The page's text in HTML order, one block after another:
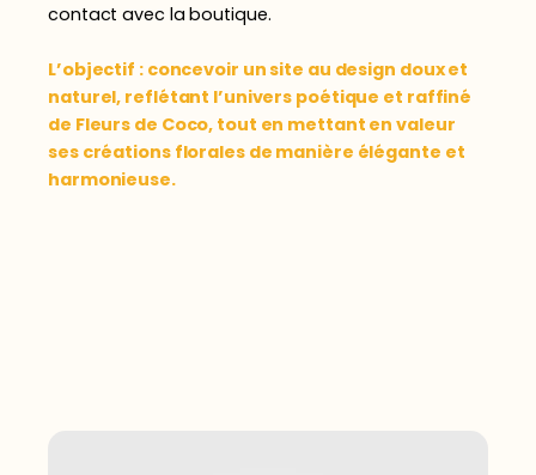
contact avec la boutique.
L’objectif : concevoir un site au design doux et
naturel, reflétant l’univers poétique et raffiné
de Fleurs de Coco, tout en mettant en valeur
ses créations florales de manière élégante et
harmonieuse.